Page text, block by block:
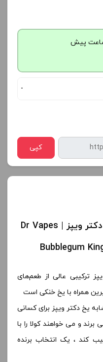
-
کپی
سالت آدامس نوشابه یخ دکتر ویپز | Dr Vapes
Bubblegum
ترکیبی عالی از طعم‌های
همراه با یخ خنکی است
یخ دکتر ویپز برای کسانی
و می خواهند کولا را با
کند ، یک انتخاب برنده